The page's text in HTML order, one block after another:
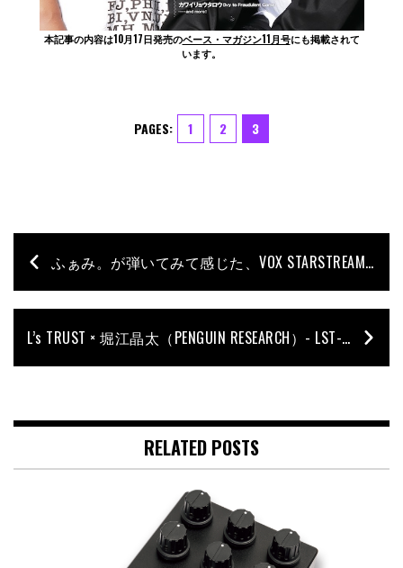
本記事の内容は10月17日発売のベース・マガジン11月号にも掲載されて
います。
PAGES: 1 2 3
ふぁみ。が弾いてみて感じた、VOX STARSTREAM BASSの魅力
L’s TRUST × 堀江晶太（PENGUIN RESEARCH）- LST-HC4
RELATED POSTS